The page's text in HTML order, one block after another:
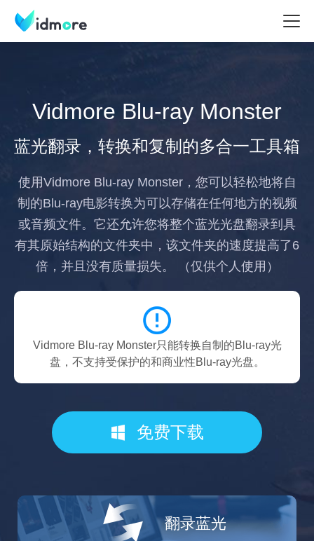
Vidmore Blu-ray Monster
蓝光翻录，转换和复制的多合一工具箱
使用Vidmore Blu-ray Monster，您可以轻松地将自
制的Blu-ray电影转换为可以存储在任何地方的视频
或音频文件。它还允许您将整个蓝光光盘翻录到具
有其原始结构的文件夹中，该文件夹的速度提高了6
倍，并且没有质量损失。 （仅供个人使用）
Vidmore Blu-ray Monster只能转换自制的Blu-ray光
盘，不支持受保护的和商业性Blu-ray光盘。
免费下载
翻录蓝光